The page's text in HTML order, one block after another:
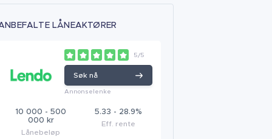
LÅNEAKTØRER
5/5
Søk nå
Annonselenke
10 000 - 500
000 kr
Lånebeløp
5.33 - 28.9%
Eff. rente